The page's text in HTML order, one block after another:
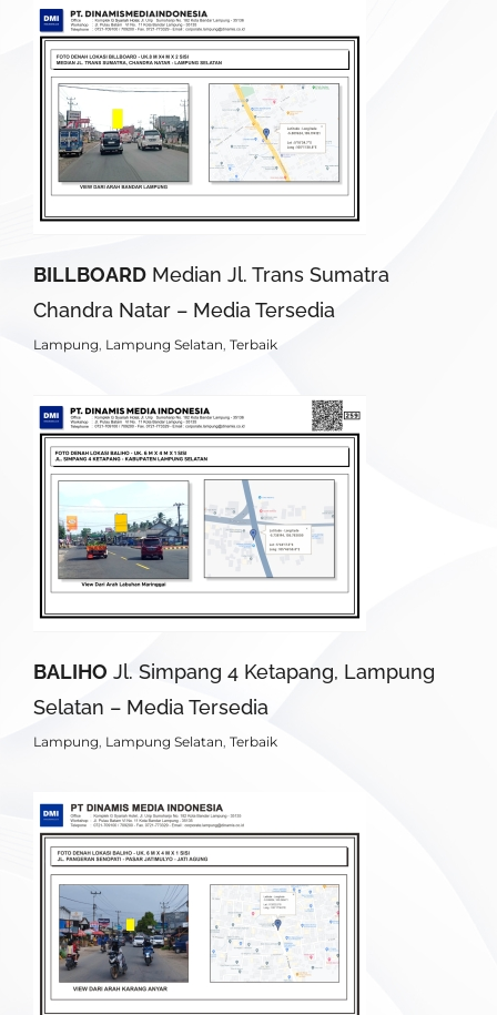
BILLBOARD Median Jl. Trans Sumatra
Chandra Natar – Media Tersedia
Lampung Lampung Selatan Terbaik
BALIHO Jl. Simpang 4 Ketapang, Lampung
Selatan – Media Tersedia
Lampung Lampung Selatan Terbaik